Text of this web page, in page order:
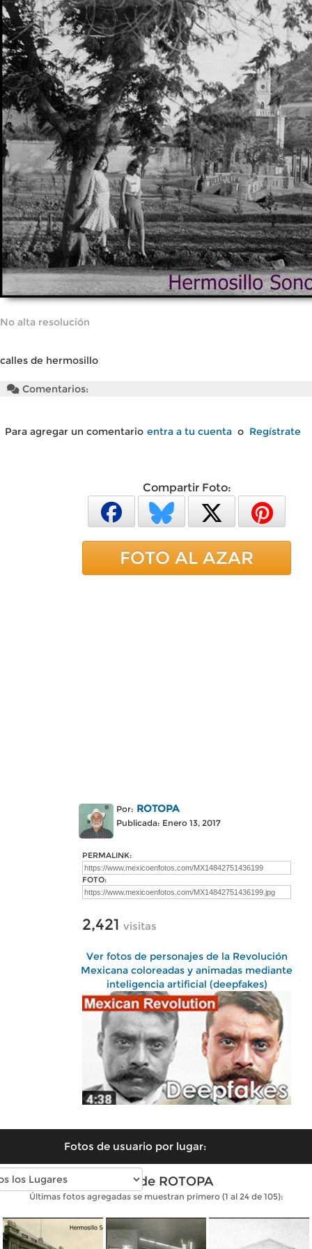
No alta resolución
calles de hermosillo
Comentarios:
Para agregar un comentario entra a tu cuenta o Regístrate
Compartir Foto:
FOTO AL AZAR
Por: ROTOPA
Publicada: Enero 13, 2017
PERMALINK:
FOTO:
2,421 visitas
Ver fotos de personajes de la Revolución
Mexicana coloreadas y animadas mediante
inteligencia artificial (deepfakes)
Fotos de usuario por lugar:
Fotos de ROTOPA
Últimas fotos agregadas se muestran primero (1 al 24 de 105):